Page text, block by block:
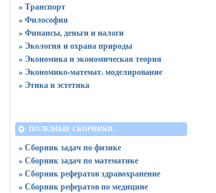
» Транспорт
» Философия
» Финансы, деньги и налоги
» Экология и охрана природы
» Экономика и экономическая теория
» Экономико-математ. моделирование
» Этика и эстетика
ПОЛЕЗНЫЕ СБОРНИКИ
» Сборник задач по физике
» Сборник задач по математике
» Сборник рефератов здравохранение
» Сборник рефератов по медицине